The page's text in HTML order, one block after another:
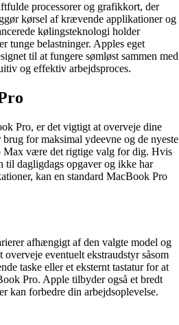
processorer og grafikkort, der
kørsel af krævende applikationer og
kølingsteknologi holder
tunge belastninger. Apples eget
til at fungere sømløst sammen med
og effektiv arbejdsproces.
Pro, er det vigtigt at overveje dine
for maksimal ydeevne og de nyeste
Max være det rigtige valg for dig. Hvis
til dagligdags opgaver og ikke har
kan en standard MacBook Pro
afhængigt af den valgte model og
eventuelt ekstraudstyr såsom
taske eller et eksternt tastatur for at
Pro. Apple tilbyder også et bredt
kan forbedre din arbejdsoplevelse.